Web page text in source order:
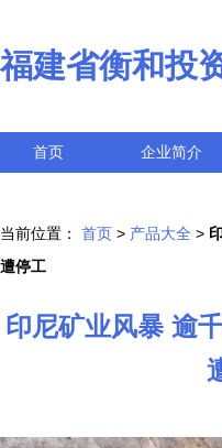
福建省衡和投
首页 企业简介
当前位置： 首页 > 产品大全 >
遭停工
印尼矿业风暴 逾